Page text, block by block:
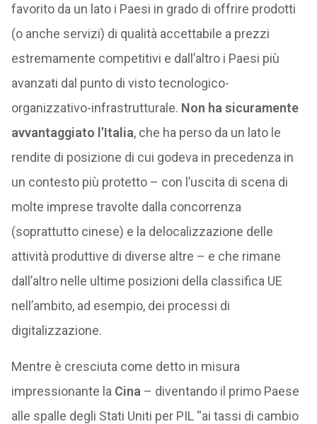
favorito da un lato i Paesi in grado di offrire prodotti
(o anche servizi) di qualità accettabile a prezzi
estremamente competitivi e dall’altro i Paesi più
avanzati dal punto di visto tecnologico-
organizzativo-infrastrutturale. Non ha sicuramente
avvantaggiato l’Italia, che ha perso da un lato le
rendite di posizione di cui godeva in precedenza in
un contesto più protetto – con l’uscita di scena di
molte imprese travolte dalla concorrenza
(soprattutto cinese) e la delocalizzazione delle
attività produttive di diverse altre – e che rimane
dall’altro nelle ultime posizioni della classifica UE
nell’ambito, ad esempio, dei processi di
digitalizzazione.
Mentre è cresciuta come detto in misura
impressionante la Cina – diventando il primo Paese
alle spalle degli Stati Uniti per PIL “ai tassi di cambio